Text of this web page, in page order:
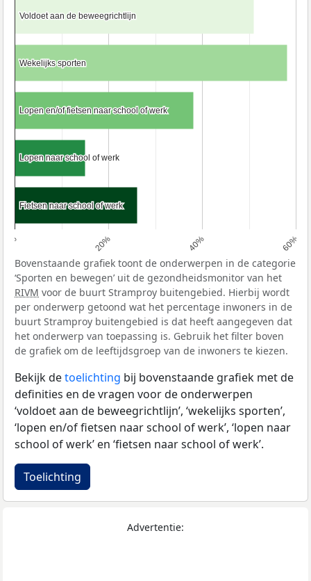
0% 20% 40% 60%
Voldoet aan de beweegrichtlijn
Voldoet aan de beweegrichtlijn
Wekelijks sporten
Wekelijks sporten
Lopen en/of fietsen naar school of werk
Lopen en/of fietsen naar school of werk
Lopen naar school of werk
Lopen naar school of werk
Fietsen naar school of werk
Fietsen naar school of werk
Bovenstaande grafiek toont de onderwerpen in de categorie
‘Sporten en bewegen’ uit de gezondheidsmonitor van het
RIVM voor de buurt Stramproy buitengebied. Hierbij wordt
per onderwerp getoond wat het percentage inwoners in de
buurt Stramproy buitengebied is dat heeft aangegeven dat
het onderwerp van toepassing is. Gebruik het filter boven
de grafiek om de leeftijdsgroep van de inwoners te kiezen.
Bekijk detoelichting bij bovenstaande grafiek met de
definities en de vragen voor de onderwerpen
‘voldoet aan de beweegrichtlijn’, ‘wekelijks sporten’,
‘lopen en/of fietsen naar school of werk’, ‘lopen naar
school of werk’ en ‘fietsen naar school of werk’.
Toelichting
Advertentie: